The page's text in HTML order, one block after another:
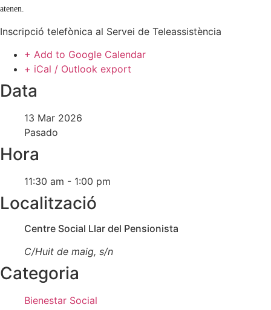
atenen.
Inscripció telefònica al Servei de Teleassistència
+ Add to Google Calendar
+ iCal / Outlook export
Data
13 Mar 2026
Pasado
Hora
11:30 am - 1:00 pm
Localització
Centre Social Llar del Pensionista
C/Huit de maig, s/n
Categoria
Bienestar Social